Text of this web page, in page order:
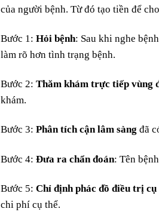
của người bệnh. Từ đó tạo tiền để
Bước 1: Hỏi bệnh: Sau khi nghe
làm rõ hơn tình trạng bệnh.
Bước 2: Thăm khám trực tiếp vùng
khám.
Bước 3: Phân tích cận lâm sàng đã
Bước 4: Đưa ra chẩn đoán: Tên
Bước 5: Chỉ định phác đồ điều trị cụ
chi phí cụ thể.